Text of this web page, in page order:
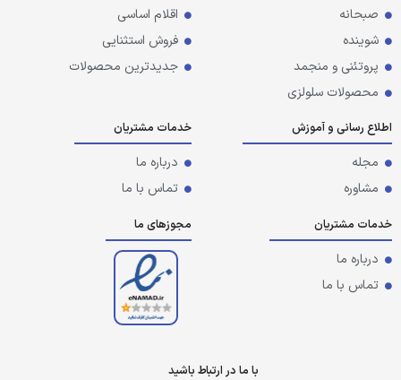
صبحانه
شوینده
پروتئنی و منجمد
محصولات سلولزی
اقلام اساسی
فروش استثنایی
جدیدترین محصولات
اطلاع رسانی و آموزش
مجله
مشاوره
خدمات مشتریان
درباره ما
تماس با ما
خدمات مشتریان
درباره ما
تماس با ما
مجوزهای ما
با ما در ارتباط باشید